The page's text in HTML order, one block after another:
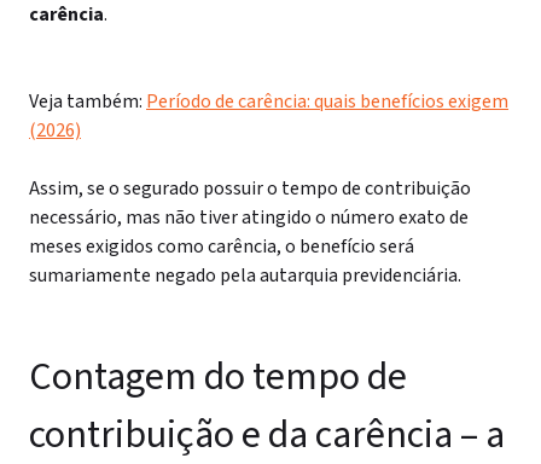
carência.
Veja também: Período de carência: quais benefícios exigem
(2026)
Assim, se o segurado possuir o tempo de contribuição
necessário, mas não tiver atingido o número exato de
meses exigidos como carência, o benefício será
sumariamente negado pela autarquia previdenciária.
Contagem do tempo de
contribuição e da carência – a